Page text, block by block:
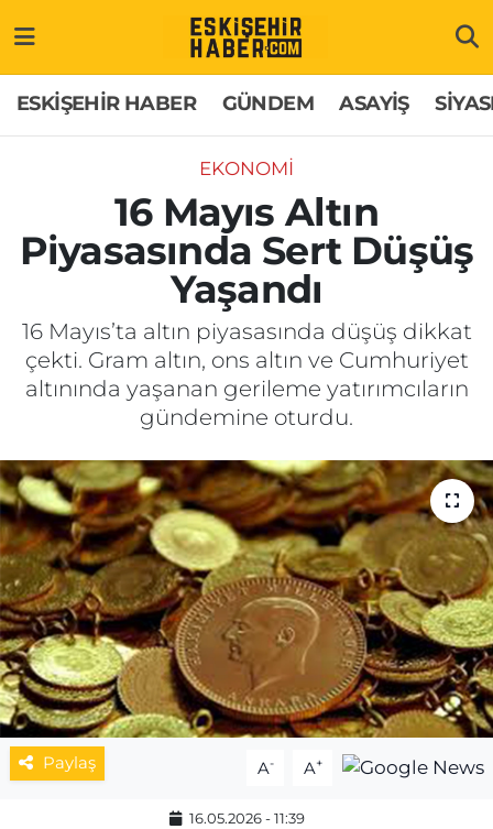
ESKİŞEHİR HABER GÜNDEM ASAYİŞ
EKONOMİ
16 Mayıs Altın
Piyasasında Sert Düşüş
Yaşandı
16 Mayıs’ta altın piyasasında düşüş dikkat
çekti. Gram altın, ons altın ve Cumhuriyet
altınında yaşanan gerileme yatırımcıların
gündemine oturdu.
Paylaş A- A+
16.05.2026 - 11:39
GÜNDEM
ASAYİŞ
SİYASET
SAĞLIK
SPOR
MAGAZİN
ESKİŞEHİRSPOR
Hakkımızda
İletişim
Künye
Odunpazarı Trafik Yoğunluk Haritası
Süper Lig Puan Durumu ve Fikstür
Tüm Manşetler
Son Dakika Haberleri
Haber Arşivi